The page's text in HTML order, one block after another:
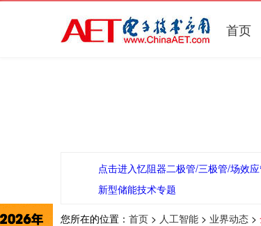
首页
点击进入忆阻器二极管/三极管/场效
新型储能技术专题
您所在的位置： 首页 > 人工智能 > 业界动态 >